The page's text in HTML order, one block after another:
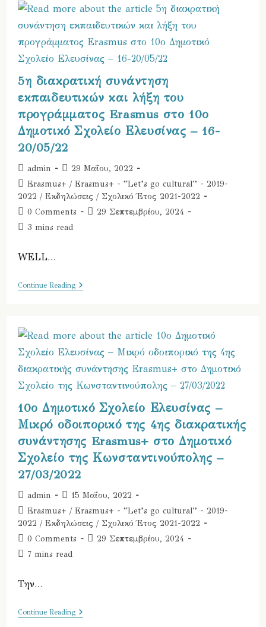
Του
Let’s
Cultural
Από
Τους
Του
Δημοτικού
5η διακρατική συνάντηση
εκπαιδευτικών και λήξη του
προγράμματος Erasmus στο 10ο
Δημοτικό Σχολείο Ελευσίνας – 16-
20/05/22
Post
author:
admin
Post
published:
29 Μαΐου, 2022
Post
category:
Erasmus+ / Erasmus+ - “Let’s go cultural” - 2019-
2022 / Εκδηλώσεις / Σχολικό Έτος 2021-2022
Post
comments:
0 Comments
Post29 Σεπτεμβρίου, 2024
Reading
3 mins read
WELL…
Continue Reading5η
Διακρατική
Λήξη
Του
Προγράμματος
Erasmus
Στο
10ο
Δημοτικό
Ελευσίνας
16-
20/05/22
10ο Δημοτικό Σχολείο Ελευσίνας –
Μικρό οδοιπορικό της 4ης διακρατικής
συνάντησης Erasmus+ στο Δημοτικό
Σχολείο της Κωνσταντινούπολης –
27/03/2022
Post
author:
admin
Post
published:
15 Μαΐου, 2022
Post
category:
Erasmus+ / Erasmus+ - “Let’s go cultural” - 2019-
2022 / Εκδηλώσεις / Σχολικό Έτος 2021-2022
Post
comments:
0 Comments
Post29 Σεπτεμβρίου, 2024
Reading
7 mins read
Την…
Continue Reading10ο
Δημοτικό